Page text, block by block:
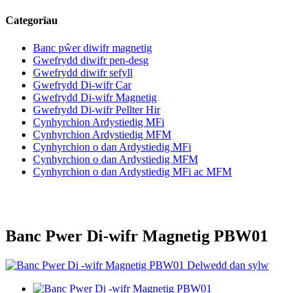
Categorïau
Banc pŵer diwifr magnetig
Gwefrydd diwifr pen-desg
Gwefrydd diwifr sefyll
Gwefrydd Di-wifr Car
Gwefrydd Di-wifr Magnetig
Gwefrydd Di-wifr Pellter Hir
Cynhyrchion Ardystiedig MFi
Cynhyrchion Ardystiedig MFM
Cynhyrchion o dan Ardystiedig MFi
Cynhyrchion o dan Ardystiedig MFM
Cynhyrchion o dan Ardystiedig MFi ac MFM
Banc Pwer Di-wifr Magnetig PBW01